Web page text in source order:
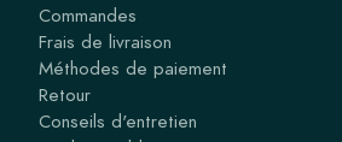
Commandes
Frais de livraison
Méthodes de paiement
Retour
Conseils d'entretien